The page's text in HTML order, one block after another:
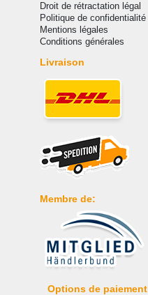
Droit de rétractation légal
Politique de confidentialité
Mentions légales
Conditions générales
Livraison
Membre de:
Options de paiement